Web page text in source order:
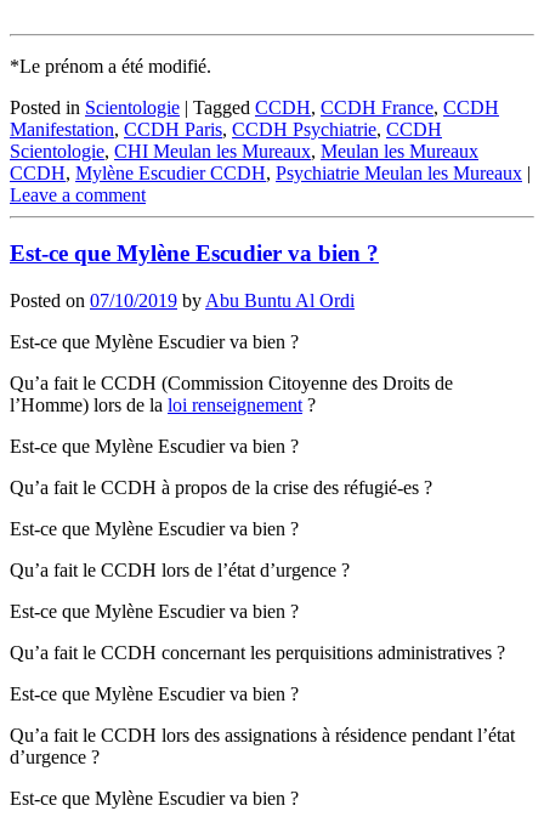
*Le prénom a été modifié.
Posted in Scientologie | Tagged CCDH, CCDH France, CCDH
Manifestation, CCDH Paris, CCDH Psychiatrie, CCDH
Scientologie, CHI Meulan les Mureaux, Meulan les Mureaux
CCDH, Mylène Escudier CCDH, Psychiatrie Meulan les Mureaux |
Leave a comment
Est-ce que Mylène Escudier va bien ?
Posted on 07/10/2019 by Abu Buntu Al Ordi
Est-ce que Mylène Escudier va bien ?
Qu’a fait le CCDH (Commission Citoyenne des Droits de
l’Homme) lors de la loi renseignement ?
Est-ce que Mylène Escudier va bien ?
Qu’a fait le CCDH à propos de la crise des réfugié-es ?
Est-ce que Mylène Escudier va bien ?
Qu’a fait le CCDH lors de l’état d’urgence ?
Est-ce que Mylène Escudier va bien ?
Qu’a fait le CCDH concernant les perquisitions administratives ?
Est-ce que Mylène Escudier va bien ?
Qu’a fait le CCDH lors des assignations à résidence pendant l’état
d’urgence ?
Est-ce que Mylène Escudier va bien ?